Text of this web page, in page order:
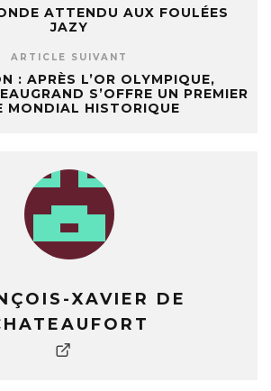
ATTENDU AUX FOULÉES
JAZY
ARTICLE SUIVANT
: APRÈS L’OR OLYMPIQUE,
S’OFFRE UN PREMIER
MONDIAL HISTORIQUE
XAVIER DE